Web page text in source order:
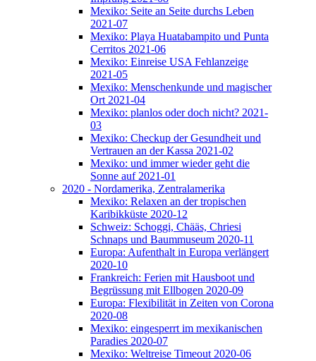
Mexiko: Seite an Seite durchs Leben
2021-07
Mexiko: Playa Huatabampito und Punta
Cerritos 2021-06
Mexiko: Einreise USA Fehlanzeige
2021-05
Mexiko: Menschenkunde und magischer
Ort 2021-04
Mexiko: planlos oder doch nicht? 2021-
03
Mexiko: Checkup der Gesundheit und
Vertrauen an der Kassa 2021-02
Mexiko: und immer wieder geht die
Sonne auf 2021-01
2020 - Nordamerika, Zentralamerika
Mexiko: Relaxen an der tropischen
Karibikküste 2020-12
Schweiz: Schoggi, Chääs, Chriesi
Schnaps und Baummuseum 2020-11
Europa: Aufenthalt in Europa verlängert
2020-10
Frankreich: Ferien mit Hausboot und
Begrüssung mit Ellbogen 2020-09
Europa: Flexibilität in Zeiten von Corona
2020-08
Mexiko: eingesperrt im mexikanischen
Paradies 2020-07
Mexiko: Weltreise Timeout 2020-06